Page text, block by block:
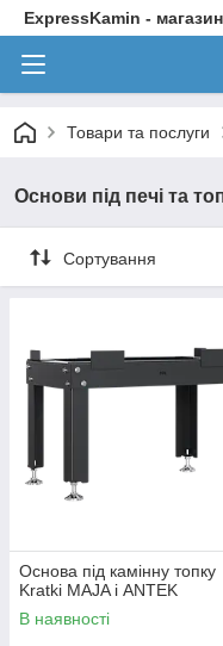
ExpressKamin -
Товари та послуги
Основи під печі та
Сортування
Основа під камінну топку
Kratki MAJA і ANTEK
В наявності